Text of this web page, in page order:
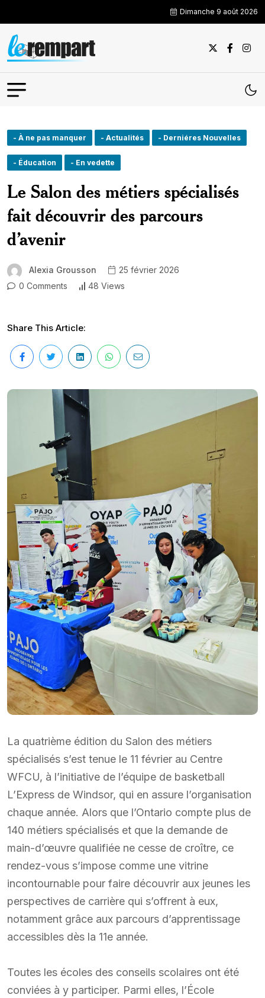
Dimanche 9 août 2026
- À ne pas manquer - Actualités - Derniéres Nouvelles
- Éducation - En vedette
Le Salon des métiers spécialisés
fait découvrir des parcours
d’avenir
Alexia Grousson
25 février 2026
0 Comments
48 Views
Share This Article:
La quatrième édition du Salon des métiers
spécialisés s’est tenue le 11 février au Centre
WFCU, à l’initiative de l’équipe de basketball
L’Express de Windsor, qui en assure l’organisation
chaque année. Alors que l’Ontario compte plus de
140 métiers spécialisés et que la demande de
main-d’œuvre qualifiée ne cesse de croître, ce
rendez-vous s’impose comme une vitrine
incontournable pour faire découvrir aux jeunes les
perspectives de carrière qui s’offrent à eux,
notamment grâce aux parcours d’apprentissage
accessibles dès la 11e année.
Toutes les écoles des conseils scolaires ont été
conviées à y participer. Parmi elles, l’École